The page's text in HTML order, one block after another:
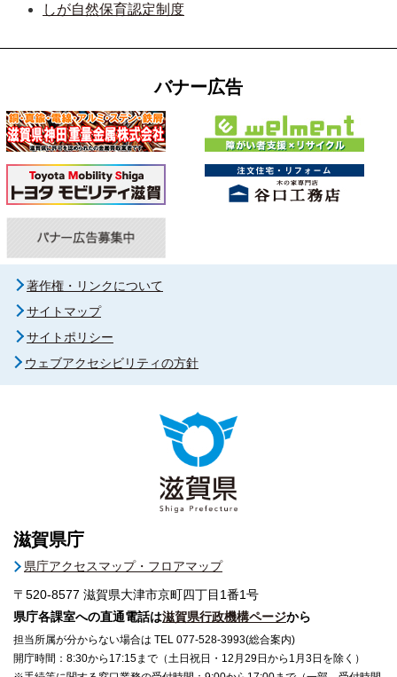
しが自然保育認定制度
バナー広告
著作権・リンクについて
サイトマップ
サイトポリシー
ウェブアクセシビリティの方針
滋賀県庁
県庁アクセスマップ・フロアマップ
〒520-8577 滋賀県大津市京町四丁目1番1号
県庁各課室への直通電話は滋賀県行政機構ページから
担当所属が分からない場合は TEL 077-528-3993(総合案内)
開庁時間：8:30から17:15まで（土日祝日・12月29日から1月3日を除く）